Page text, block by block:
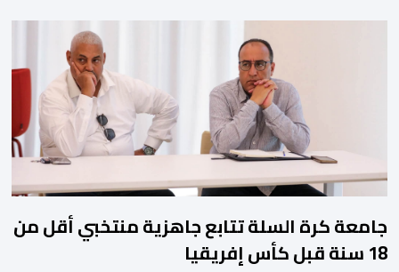
ولم تخل هذه الدورة من مؤشرات إيجابية على مستوى تنوعالمشاركة،
وتبرز هذه الأرقام الحجم الكبير الذي باتت تعرفه تظاهرةالتبوريدة
ومن المرتقب أن تعرف فعاليات الموسم إقبالا جماهيريا
واسعا،في ظل الشغف الكبير الذي يحظى به فن التبوريدة، باعتبارهأحد
جامعة كرة السلة تتابع جاهزية منتخبي أقل من
18 سنة قبل كأس إفريقيا